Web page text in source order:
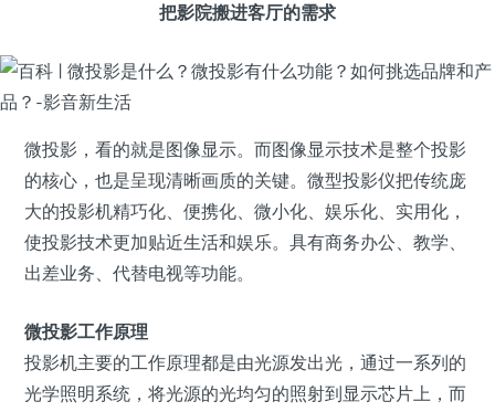
把影院搬进客厅的需求
微投影，看的就是图像显示。而图像显示技术是整个投影
的核心，也是呈现清晰画质的关键。微型投影仪把传统庞
大的投影机精巧化、便携化、微小化、娱乐化、实用化，
使投影技术更加贴近生活和娱乐。具有商务办公、教学、
出差业务、代替电视等功能。
微投影工作原理
投影机主要的工作原理都是由光源发出光，通过一系列的
光学照明系统，将光源的光均匀的照射到显示芯片上，而